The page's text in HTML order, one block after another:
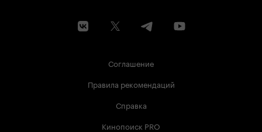
Соглашение
Правила рекомендаций
Справка
Кинопоиск PRO